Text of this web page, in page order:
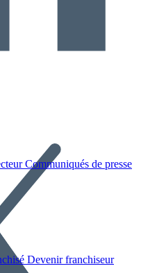
Communiqués de presse
Devenir franchiseur